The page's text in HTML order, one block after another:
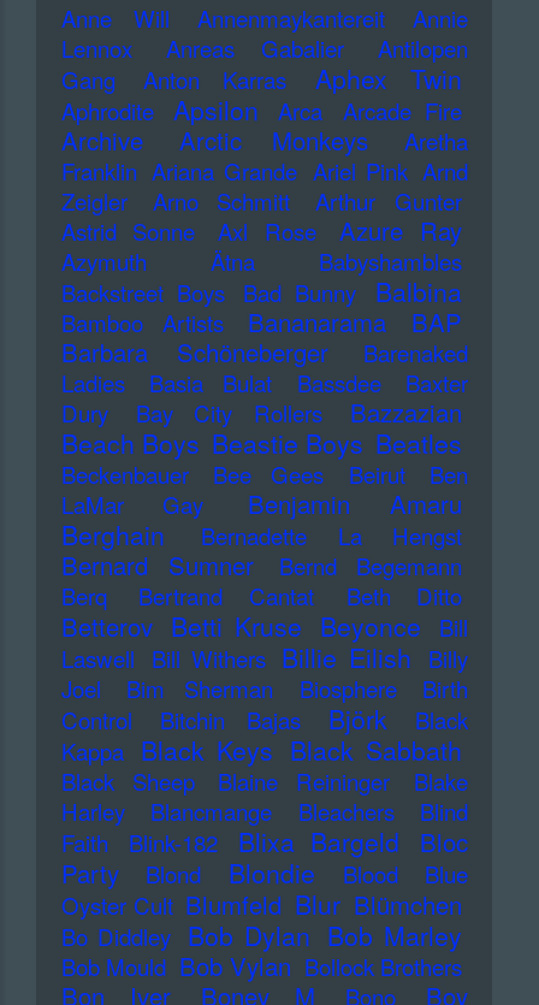
Anne Will
Annenmaykantereit
Annie
Lennox
Anreas Gabalier
Antilopen
Gang
Anton Karras Aphex Twin
Aphrodite Apsilon Arca Arcade Fire
Archive Arctic Monkeys
Aretha
Franklin Ariana Grande Ariel Pink Arnd
Zeigler
Arno Schmitt
Arthur Gunter
Astrid Sonne
Axl Rose Azure Ray
Azymuth Ätna
Babyshambles
Backstreet Boys
Bad Bunny Balbina
Bamboo Artists Bananarama
BAP
Barbara Schöneberger
Barenaked
Ladies
Basia Bulat Bassdee
Baxter
Dury
Bay City Rollers Bazzazian
Beach Boys Beastie Boys Beatles
Beckenbauer Bee Gees Beirut
Ben
LaMar Gay
Benjamin Amaru
Berghain Bernadette La Hengst
Bernard Sumner
Bernd Begemann
Berq
Bertrand Cantat Beth Ditto
Betterov Betti Kruse Beyonce
Bill
Laswell
Bill Withers Billie Eilish
Billy
Joel
Bim Sherman Biosphere
Birth
Control
Bitchin Bajas Björk
Black
Kappa Black Keys Black Sabbath
Black Sheep Blaine Reininger
Blake
Harley
Blancmange Bleachers
Blind
Faith
Blink-182 Blixa Bargeld
Bloc
Party
Blond Blondie Blood
Blue
Oyster Cult Blumfeld Blur Blümchen
Bo Diddley Bob Dylan Bob Marley
Bob Mould Bob Vylan Bollock Brothers
Bon Iver Boney M Bono Boy